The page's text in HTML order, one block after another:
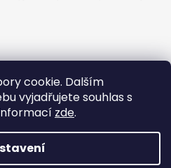
cookie. Dalším
vyjadřujete souhlas s
zde.
RSRCzech/